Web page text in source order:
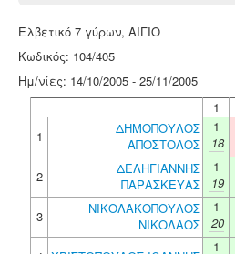
Ελβετικό 7 γύρων, ΑΙΓΙΟ
Κωδικός: 104/405
Ημ/νίες: 14/10/2005 - 25/11/2005
1
1
ΔΗΜΟΠΟΥΛΟΣ
ΑΠΟΣΤΟΛΟΣ
1
18
2
ΔΕΛΗΓΙΑΝΝΗΣ
ΠΑΡΑΣΚΕΥΑΣ
1
19
3
ΝΙΚΟΛΑΚΟΠΟΥΛΟΣ
ΝΙΚΟΛΑΟΣ
1
20
1